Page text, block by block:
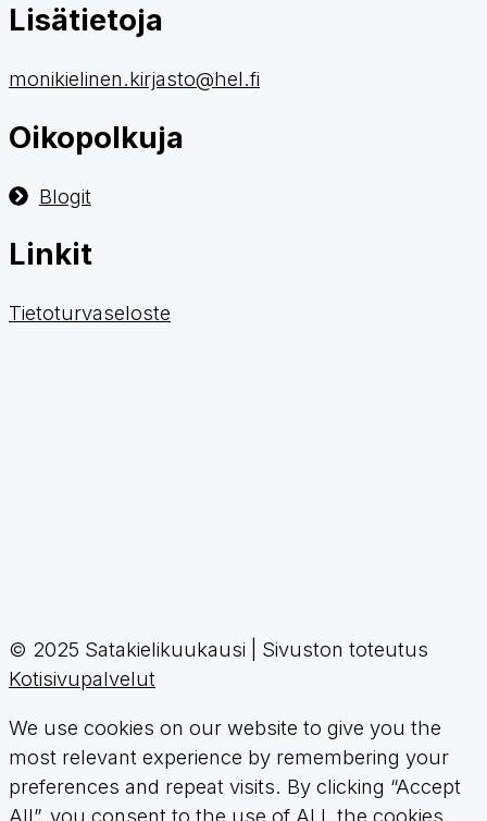
Lisätietoja
monikielinen.kirjasto@hel.fi
Oikopolkuja
Blogit
Linkit
Tietoturvaseloste
© 2025 Satakielikuukausi | Sivuston toteutus
Kotisivupalvelut
We use cookies on our website to give you the
most relevant experience by remembering your
preferences and repeat visits. By clicking “Accept
All”, you consent to the use of ALL the cookies.